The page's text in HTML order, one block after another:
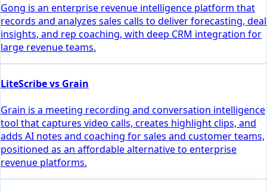
Gong is an enterprise revenue intelligence platform that
records and analyzes sales calls to deliver forecasting, deal
insights, and rep coaching, with deep CRM integration for
large revenue teams.
LiteScribe vs Grain
Grain is a meeting recording and conversation intelligence
tool that captures video calls, creates highlight clips, and
adds AI notes and coaching for sales and customer teams,
positioned as an affordable alternative to enterprise
revenue platforms.